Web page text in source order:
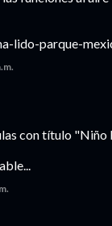
lido-parque-
con título